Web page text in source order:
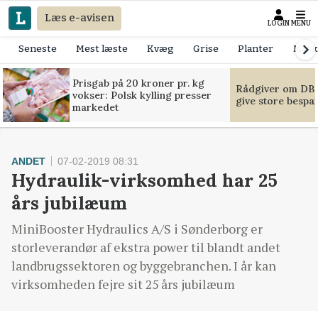
Læs e-avisen LOGIN MENU
Seneste Mest læste Kvæg Grise Planter
Prisgab på 20 kroner pr. kg
vokser: Polsk kylling presser
markedet
Rådgiver om
give store
ANDET 07-02-2019 08:31
Hydraulik-virksomhed har 25
års jubilæum
MiniBooster Hydraulics A/S i Sønderborg er
storleverandør af ekstra power til blandt andet
landbrugssektoren og byggebranchen. I år kan
virksomheden fejre sit 25 års jubilæum